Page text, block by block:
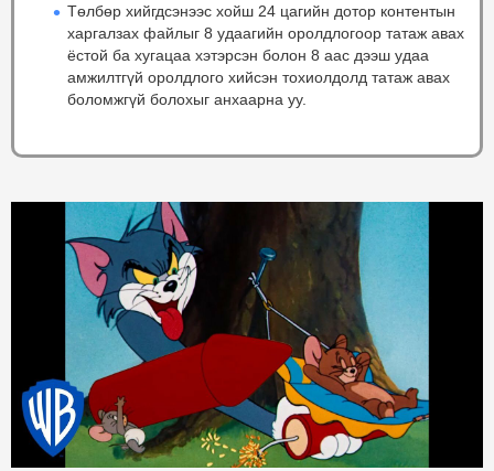
Төлбөр хийгдсэнээс хойш 24 цагийн дотор контентын
харгалзах файлыг 8 удаагийн оролдлогоор татаж авах
ёстой ба хугацаа хэтэрсэн болон 8 аас дээш удаа
амжилтгүй оролдлого хийсэн тохиолдолд татаж авах
боломжгүй болохыг анхаарна уу.